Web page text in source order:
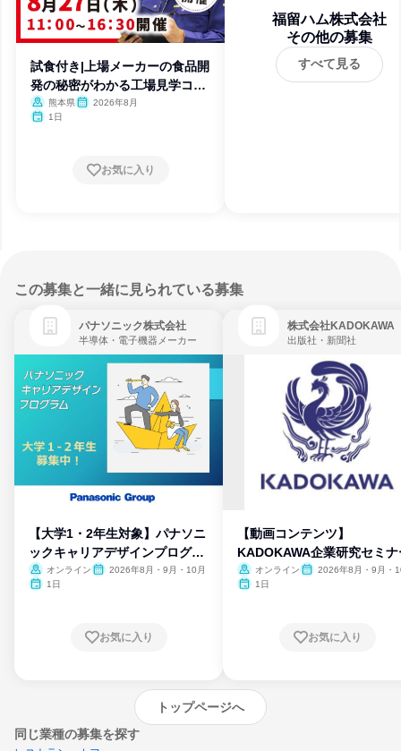
試食付き|上場メーカーの食品開
発の秘密がわかる工場見学コー
ス 熊本県
2026年8月
1日
お気に入り
福留ハム株式会社
その他の募集
すべて見る
この募集と一緒に見られている募集
パナソニック株式会社
半導体・電子機器メーカー
【大学1・2年生対象】パナソニ
ックキャリアデザインプログラ
ム
オンライン
2026年8月・9月・10月
1日
お気に入り
株式会社KADOKAWA
出版社・新聞社
【動画コンテンツ】
KADOKAWA企業研究セミナ
オンライン
2026年8月・9月・
1日
お気に入り
トップページへ
同じ業種の募集を探す